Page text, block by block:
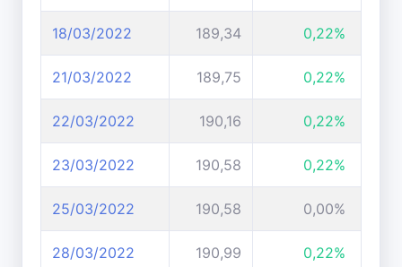
18/03/2022 189,34 0,22%
21/03/2022 189,75 0,22%
22/03/2022 190,16 0,22%
23/03/2022 190,58 0,22%
25/03/2022 190,58 0,00%
28/03/2022 190,99 0,22%